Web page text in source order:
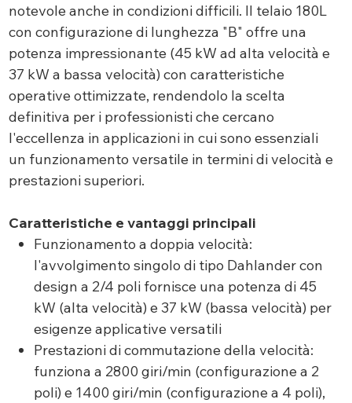
notevole anche in condizioni difficili. Il telaio 180L
con configurazione di lunghezza "B" offre una
potenza impressionante (45 kW ad alta velocità e
37 kW a bassa velocità) con caratteristiche
operative ottimizzate, rendendolo la scelta
definitiva per i professionisti che cercano
l'eccellenza in applicazioni in cui sono essenziali
un funzionamento versatile in termini di velocità e
prestazioni superiori.
Caratteristiche e vantaggi principali
Funzionamento a doppia velocità:
l'avvolgimento singolo di tipo Dahlander con
design a 2/4 poli fornisce una potenza di 45
kW (alta velocità) e 37 kW (bassa velocità) per
esigenze applicative versatili
Prestazioni di commutazione della velocità:
funziona a 2800 giri/min (configurazione a 2
poli) e 1400 giri/min (configurazione a 4 poli),